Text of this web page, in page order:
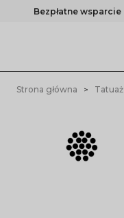
Bezpłatne wsparcie
Strona główna Tatuaż